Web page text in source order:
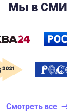
Мы в СМИ
Смотреть все